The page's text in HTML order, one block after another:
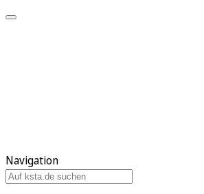
Navigation